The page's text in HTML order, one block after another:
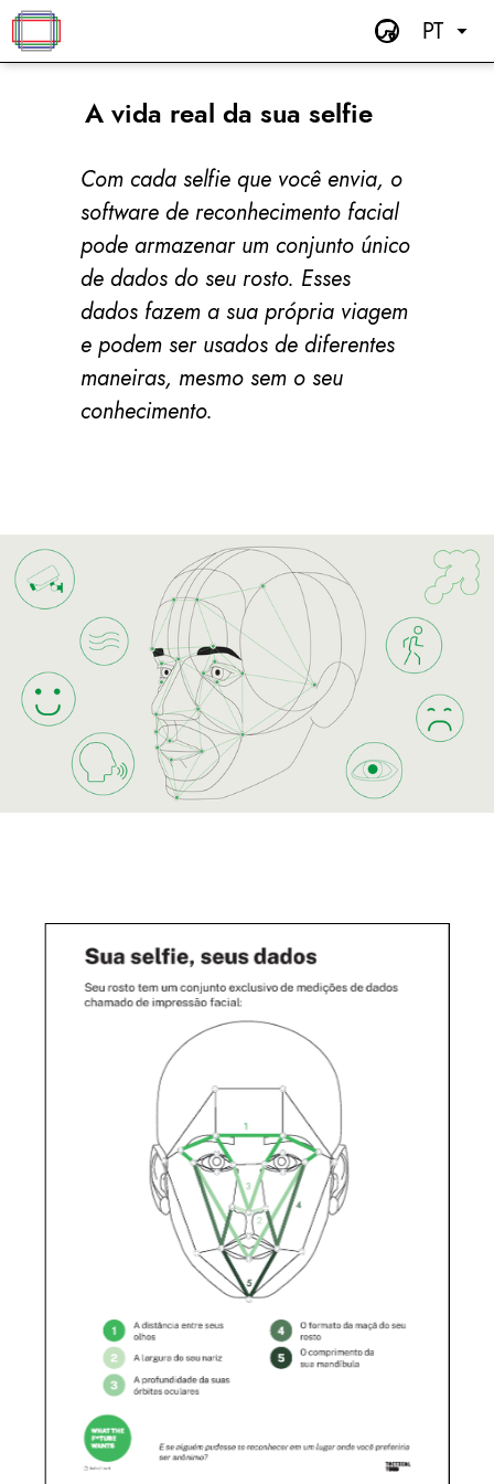
PT
A vida real da sua selfie
Com cada selfie que você envia, o
software de reconhecimento facial
pode armazenar um conjunto único
de dados do seu rosto. Esses
dados fazem a sua própria viagem
e podem ser usados de diferentes
maneiras, mesmo sem o seu
conhecimento.